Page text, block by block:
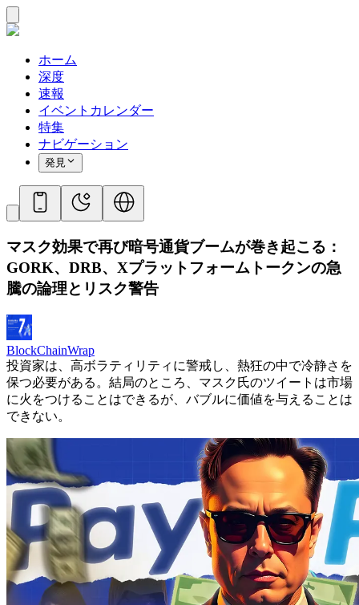
ホーム
深度
速報
イベントカレンダー
特集
ナビゲーション
発見
マスク効果で再び暗号通貨ブームが巻き起こる：
GORK、DRB、Xプラットフォームトークンの急
騰の論理とリスク警告
BlockChainWrap
投資家は、高ボラティリティに警戒し、熱狂の中で冷静さを
保つ必要がある。結局のところ、マスク氏のツイートは市場
に火をつけることはできるが、バブルに価値を与えることは
できない。